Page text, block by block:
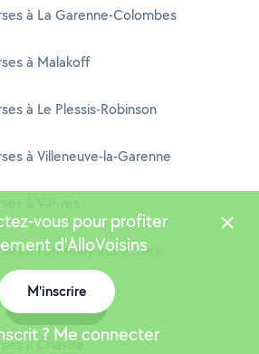
à La Garenne-Colombes
à Malakoff
à Le Plessis-Robinson
à Villeneuve-la-Garenne
à Fontenay-aux-Roses
à Sèvres
à Chaville
vous pour profiter
d'AlloVoisins
M'inscrire
? Me connecter